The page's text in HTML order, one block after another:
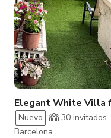
Elegant White Villa
Nuevo
30 invitados
Barcelona